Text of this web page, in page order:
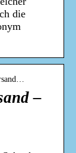
die
–